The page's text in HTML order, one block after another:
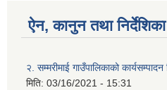
ऐन, कानुन तथा निर्देशिका
२. सम्मरीमाई गाउँपालिकाको
मिति: 03/16/2021 - 15:31